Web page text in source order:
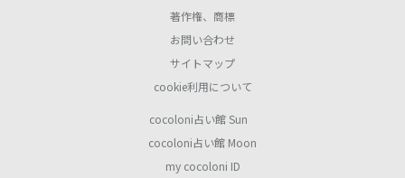
著作権、商標
お問い合わせ
サイトマップ
cookie利用について
cocoloni占い館 Sun
cocoloni占い館 Moon
my cocoloni ID